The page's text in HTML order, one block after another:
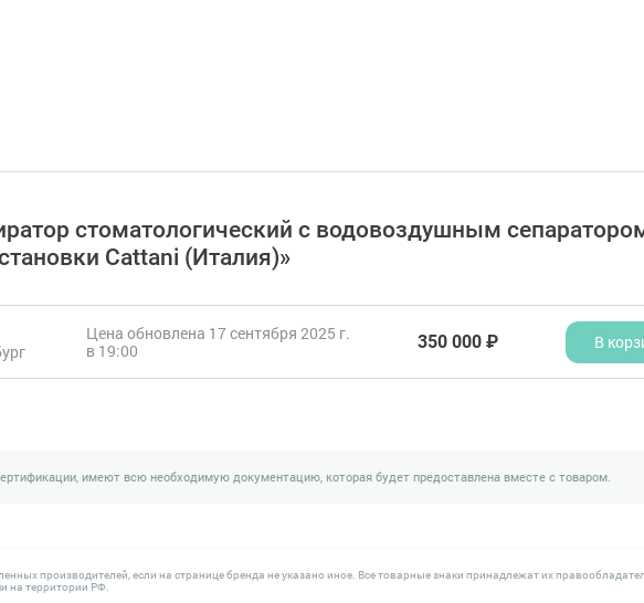
стоматологический с водовоздушным
Cattani (Италия)»
Цена обновлена 17 сентября 2025 г.
в 19:00
350 000 ₽ В
имеют всю необходимую документацию, которая будет предоставлена вместе с товаром.
производителей, если на странице бренда не указано иное. Все товарные знаки принадлежат их
на территории РФ.